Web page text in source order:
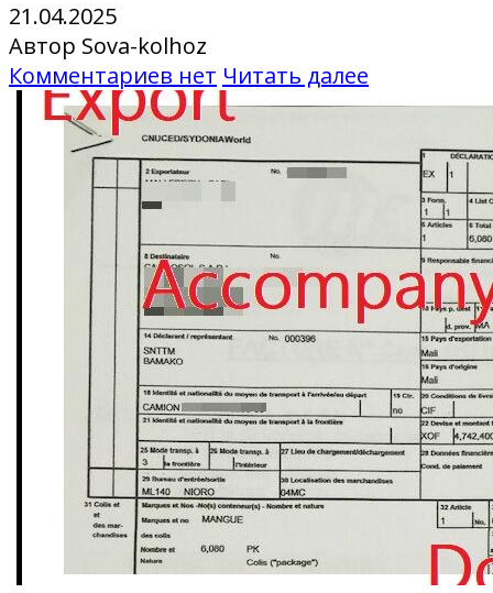
21.04.2025
Автор Sova-kolhoz
Комментариев нет Читать далее